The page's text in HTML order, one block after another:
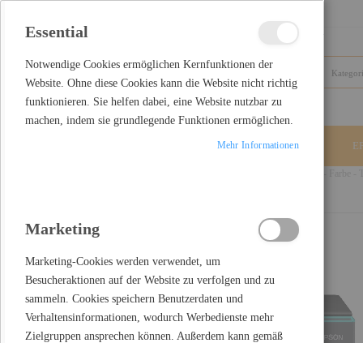
ALLE KATEGORIEN
Essential
Notwendige Cookies ermöglichen Kernfunktionen der
Website. Ohne diese Cookies kann die Website nicht richtig
funktionieren. Sie helfen dabei, eine Website nutzbar zu
machen, indem sie grundlegende Funktionen ermöglichen.
Mehr Informationen
Marketing
Marketing-Cookies werden verwendet, um
Besucheraktionen auf der Website zu verfolgen und zu
sammeln. Cookies speichern Benutzerdaten und
Verhaltensinformationen, wodurch Werbedienste mehr
Zielgruppen ansprechen können. Außerdem kann gemäß